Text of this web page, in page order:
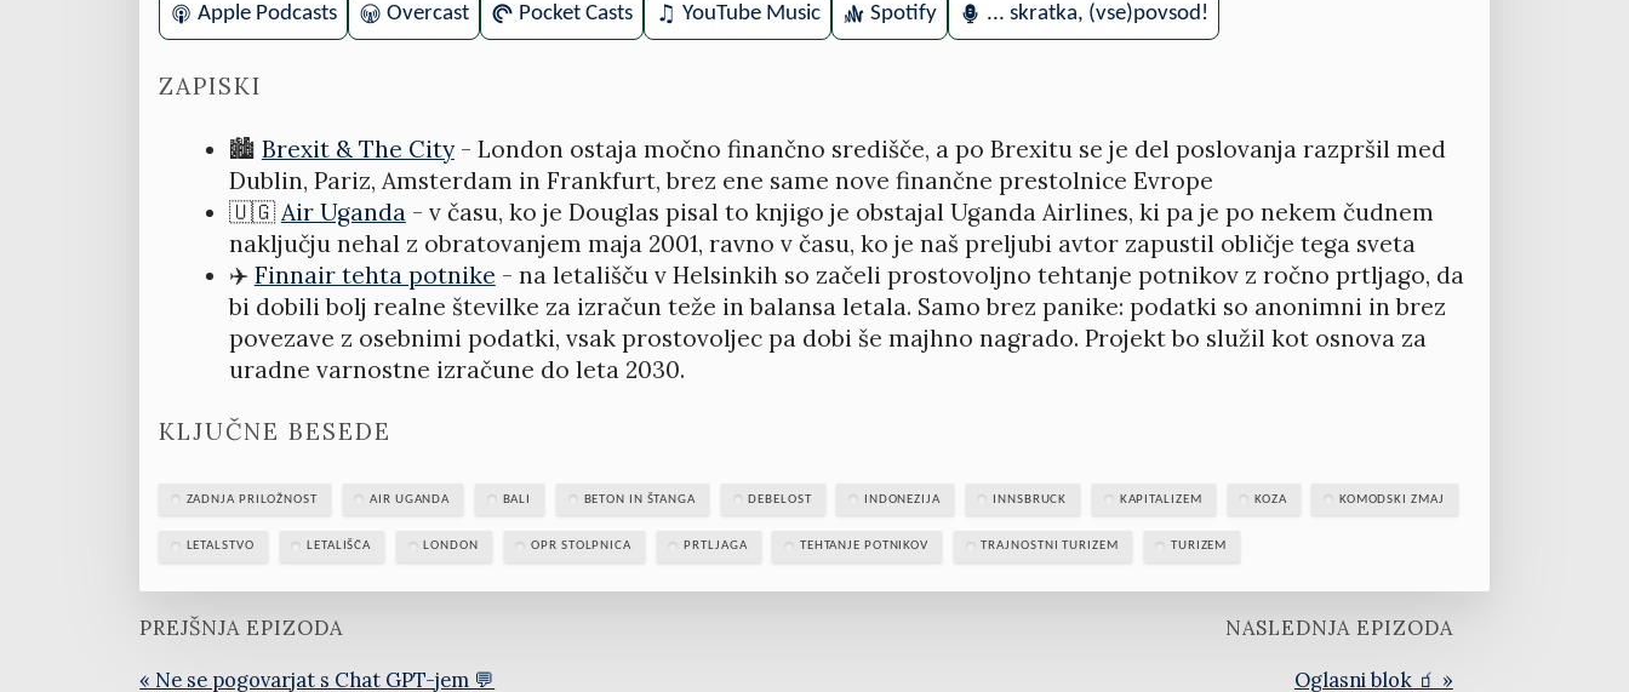
Apple Podcasts Overcast Pocket Casts YouTube Music Spotify ... skratka, (vse)povsod!
ZAPISKI
🏙️ Brexit & The City- London ostaja močno finančno središče, a po Brexitu se je del poslovanja razpršil med
Dublin, Pariz, Amsterdam in Frankfurt, brez ene same nove finančne prestolnice Evrope
🇺🇬 Air Uganda - v času, ko je Douglas pisal to knjigo je obstajal Uganda Airlines, ki pa je po nekem čudnem
naključju nehal z obratovanjem maja 2001, ravno v času, ko je naš preljubi avtor zapustil obličje tega sveta
✈️ Finnair tehta potnike - na letališču v Helsinkih so začeli prostovoljno tehtanje potnikov z ročno prtljago, da
bi dobili bolj realne številke za izračun teže in balansa letala. Samo brez panike: podatki so anonimni in brez
povezave z osebnimi podatki, vsak prostovoljec pa dobi še majhno nagrado. Projekt bo služil kot osnova za
uradne varnostne izračune do leta 2030.
KLJUČNE BESEDE
ZADNJA PRILOŽNOST AIR UGANDA BALI BETON IN ŠTANGA DEBELOST INDONEZIJA INNSBRUCK KAPITALIZEM KOZA KOMODSKI ZMAJ
LETALSTVO LETALIŠČA LONDON OPR STOLPNICA PRTLJAGA TEHTANJE POTNIKOV TRAJNOSTNI TURIZEM TURIZEM
PREJŠNJA EPIZODA
« Ne se pogovarjat s Chat GPT-jem 💬
NASLEDNJA EPIZODA
Oglasni blok 🧃 »